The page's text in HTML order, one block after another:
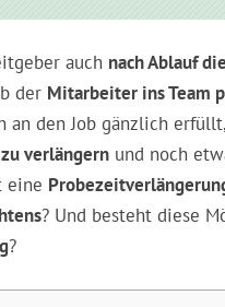
auch nach Ablauf
der Mitarbeiter ins Team
an den Job gänzlich
verlängern und noch
eine
? Und besteht diese
?